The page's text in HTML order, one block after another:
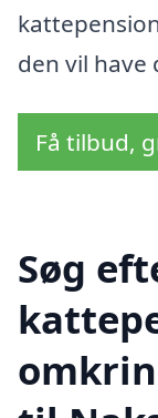
den vil
Få tilbud,
Søg